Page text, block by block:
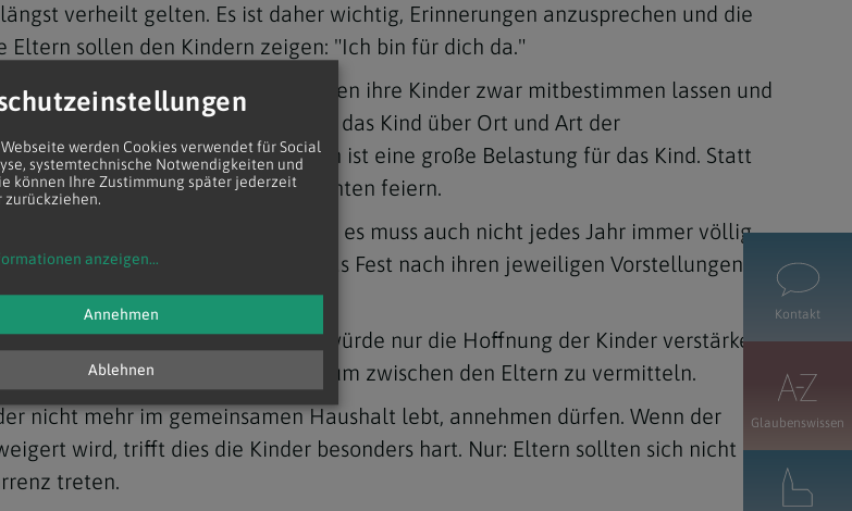
Kontakt
Glaubenswissen
verheilt gelten. Es ist daher wichtig, Erinnerungen anzusprechen und die
sollen den Kindern zeigen: "Ich bin für dich da."
die Eltern entscheiden. Sie sollen ihre Kinder zwar mitbestimmen lassen und
Trotzdem sollen die Eltern nicht das Kind über Ort und Art der
einen Elternteil auszusprechen ist eine große Belastung für das Kind. Statt
Familien lieber zweimal Weihnachten feiern.
alle zu 100 Prozent passen und es muss auch nicht jedes Jahr immer völlig
Jahr zu Jahr abwechseln und das Fest nach ihren jeweiligen Vorstellungen
getrennter Eltern würde nur die Hoffnung der Kinder verstärken,
würden auch die Zeit nutzen, um zwischen den Eltern zu vermitteln.
nicht mehr im gemeinsamen Haushalt lebt, annehmen dürfen. Wenn der
wird, trifft dies die Kinder besonders hart. Nur: Eltern sollten sich nicht
treten.
werden Cookies verwendet für Social
systemtechnische Notwendigkeiten und
können Ihre Zustimmung später jederzeit
zurückziehen.
anzeigen...
Ablehnen
Annehmen